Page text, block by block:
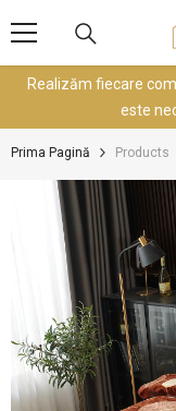
SARI LA CONȚINUT
Realizăm fiecare
este
Prima Pagină Products